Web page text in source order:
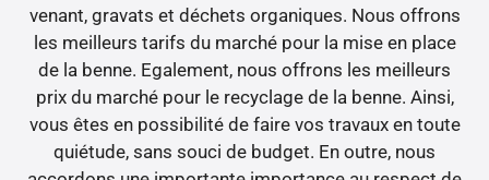
venant, gravats et déchets organiques. Nous offrons
les meilleurs tarifs du marché pour la mise en place
de la benne. Egalement, nous offrons les meilleurs
prix du marché pour le recyclage de la benne. Ainsi,
vous êtes en possibilité de faire vos travaux en toute
quiétude, sans souci de budget. En outre, nous